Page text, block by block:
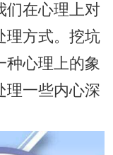
们在心理上对
理方式。挖坑
种心理上的象
理一些内心深